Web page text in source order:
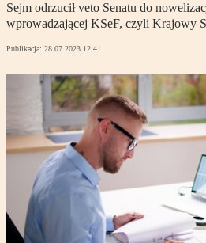
Sejm odrzucił veto Senatu do
wprowadzającej KSeF, czyli Krajowy
Publikacja: 28.07.2023 12:41